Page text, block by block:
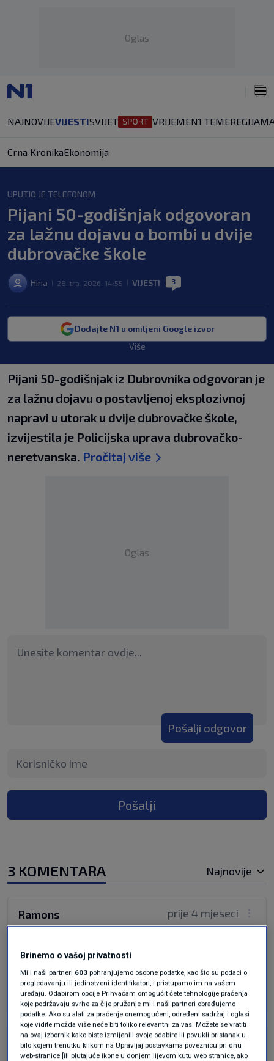
Oglas
NAJNOVIJEVIJESTISVIJET VRIJEMEN1 TEMEREGIJA
Crna KronikaEkonomija
UPUTIO JE TELEFONOM
Pijani 50-godišnjak odgovoran
za lažnu dojavu o bombi u dvije
dubrovačke škole
Hina 28. tra. 2026. 14:55 VIJESTI 3
Dodajte N1 u omiljeni Google izvor
Više
Pijani 50-godišnjak iz Dubrovnika odgovoran je
za lažnu dojavu o postavljenoj eksplozivnoj
napravi u utorak u dvije dubrovačke škole,
izvijestila je Policijska uprava dubrovačko-
neretvanska. Pročitaj više
Oglas
Pošalji odgovor
Pošalji
3 KOMENTARA Najnovije
prije 4 mjeseci
Ramons
Pijan? Trežnjenje, bolnica, zatvor, bolnica,
zatvor.. zatvor
Odgovor
prije 4 mjeseci
Fiorella
Brinemo o vašoj privatnosti
Mi i naši partneri 603 pohranjujemo osobne podatke, kao što su podaci o
pregledavanju ili jedinstveni identifikatori, i pristupamo im na vašem
uređaju. Odabirom opcije Prihvaćam omogućit ćete tehnologije praćenja
koje podržavaju svrhe za čije pružanje mi i naši partneri obrađujemo
podatke. Ako su alati za praćenje onemogućeni, određeni sadržaj i oglasi
koje vidite možda više neće biti toliko relevantni za vas. Možete se vratiti
na ovaj izbornik kako biste izmijenili svoje odabire ili povukli pristanak u
bilo kojem trenutku klikom na Upravljaj postavkama poveznicu pri dnu
web-stranice [ili plutajuće ikone u donjem lijevom kutu web stranice, ako